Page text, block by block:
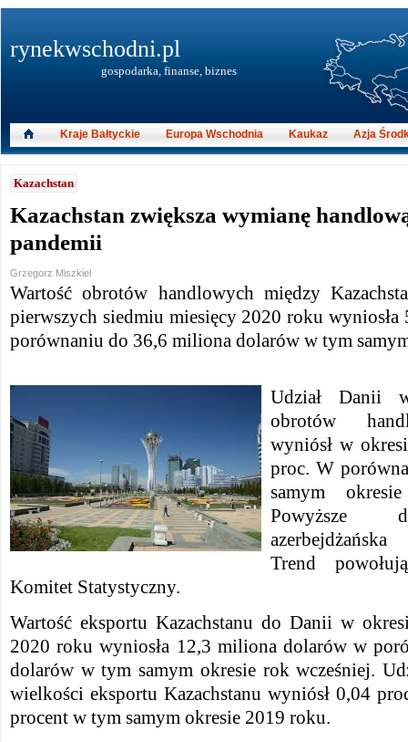
Kazachstan
Kazachstan zwiększa wymianę
pandemii
Grzegorz Miszkiel
Wartość obrotów handlowych między
pierwszych siedmiu miesięcy 2020 roku
porównaniu do 36,6 miliona dolarów w tym
Udział Danii
obrotów
wyniósł w
proc. W
samym
Powyższe
Trend
Komitet Statystyczny.
Wartość eksportu Kazachstanu do Danii w
2020 roku wyniosła 12,3 miliona dolarów w
dolarów w tym samym okresie rok wcześniej.
wielkości eksportu Kazachstanu wyniósł 0,04
procent w tym samym okresie 2019 roku.
rynekwschodni.pl
gospodarka, finanse, biznes
Kraje Bałtyckie Europa Wschodnia Kaukaz Azja